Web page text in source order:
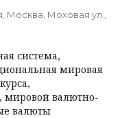
Москва, Моховая ул.,
система,
мировая
валютно-
валюты